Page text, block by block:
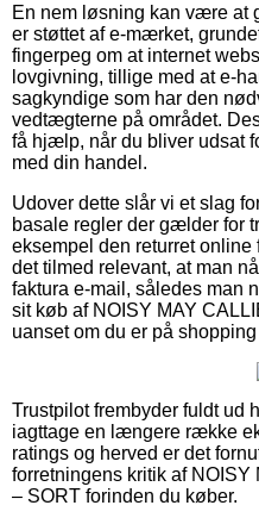
En nem løsning kan være at
er støttet af e-mærket,
fingerpeg om at internet
lovgivning, tillige med at e-
sagkyndige som har den
vedtægterne på området.
få hjælp, når du bliver udsat
med din handel.
Udover dette slår vi et slag
basale regler der gælder for
eksempel den returret online
det tilmed relevant, at man
faktura e-mail, således man
sit køb af NOISY MAY
uanset om du er på
Trustpilot frembyder fuldt ud
iagttage en længere række
ratings og herved er det
forretningens kritik af
– SORT forinden du køber.